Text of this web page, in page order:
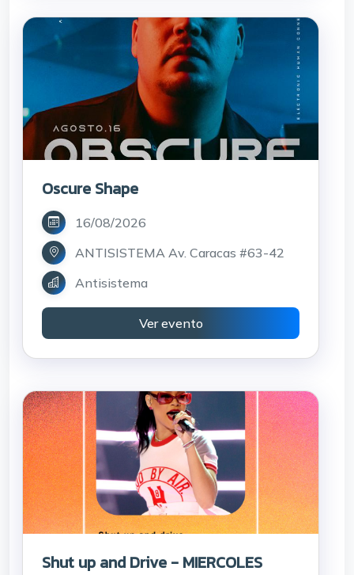
Oscure Shape
16/08/2026
ANTISISTEMA Av. Caracas #63-42
Antisistema
Ver evento
Shut up and Drive - MIERCOLES